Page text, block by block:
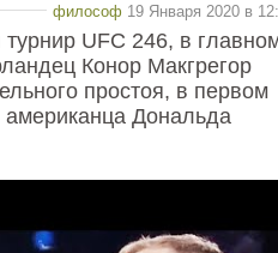
философ 19 Января 2020 в
UFC 246, в
Конор Макгрегор
простоя, в первом
американца Дональда